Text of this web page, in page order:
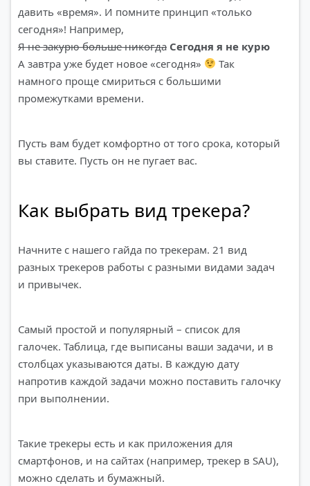
давить «время». И помните принцип «только
сегодня»! Например,
Я не закурю больше никогда Сегодня я не курю
А завтра уже будет новое «сегодня»
Так
намного проще смириться с большими
промежутками времени.
Пусть вам будет комфортно от того срока, который
вы ставите. Пусть он не пугает вас.
Как выбрать вид трекера?
Начните с нашего гайда по трекерам. 21 вид
разных трекеров работы с разными видами задач
и привычек.
Самый простой и популярный – список для
галочек. Таблица, где выписаны ваши задачи, и в
столбцах указываются даты. В каждую дату
напротив каждой задачи можно поставить галочку
при выполнении.
Такие трекеры есть и как приложения для
смартфонов, и на сайтах (например, трекер в SAU),
можно сделать и бумажный.